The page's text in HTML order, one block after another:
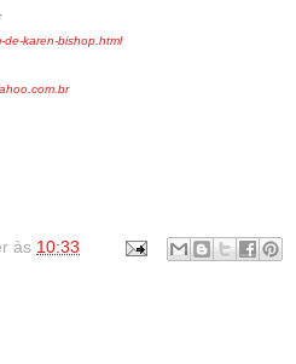
karen-bishop.html
às 10:33